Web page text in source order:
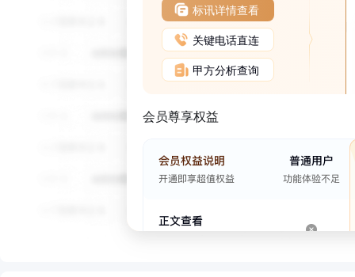
标讯详情查看
关键电话直连
甲方分析查询
会员尊享权益